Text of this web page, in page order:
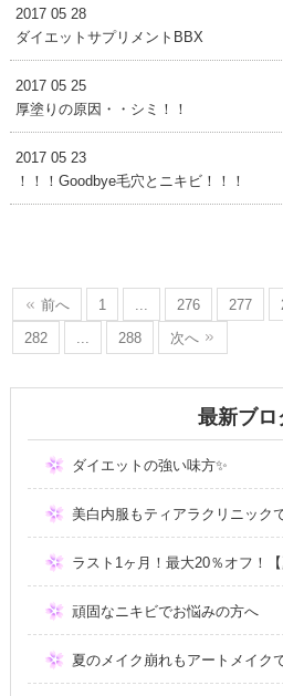
2017 05 28
ダイエットサプリメントBBX
2017 05 25
厚塗りの原因・・シミ！！
2017 05 23
！！！Goodbye毛穴とニキビ！！！
前へ 1 276 277
282
288 次へ
最新ブロ
ダイエットの強い味方✨
美白内服もティアラクリニック
ラスト1ヶ月！最大20％オフ！【
頑固なニキビでお悩みの方へ
夏のメイク崩れもアートメイク